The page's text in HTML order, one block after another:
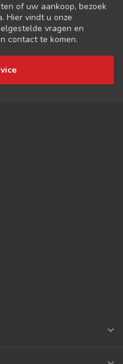
of uw aankoop, bezoek
Hier vindt u onze
vragen en
contact te komen.